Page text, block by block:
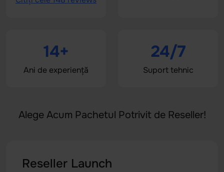
14+
Ani de experiență
24/7
Suport tehnic
Alege Acum Pachetul Potrivit de Reseller!
Reseller Launch